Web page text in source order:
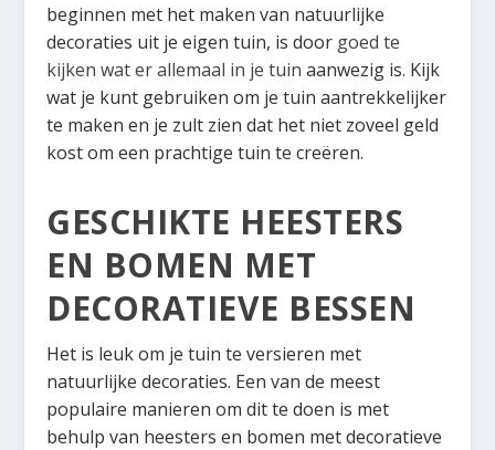
beginnen met het maken van natuurlijke
decoraties uit je eigen tuin, is door goed te
kijken wat er allemaal in je tuin aanwezig is. Kijk
wat je kunt gebruiken om je tuin aantrekkelijker
te maken en je zult zien dat het niet zoveel geld
kost om een prachtige tuin te creëren.
GESCHIKTE HEESTERS
EN BOMEN MET
DECORATIEVE BESSEN
Het is leuk om je tuin te versieren met
natuurlijke decoraties. Een van de meest
populaire manieren om dit te doen is met
behulp van heesters en bomen met decoratieve